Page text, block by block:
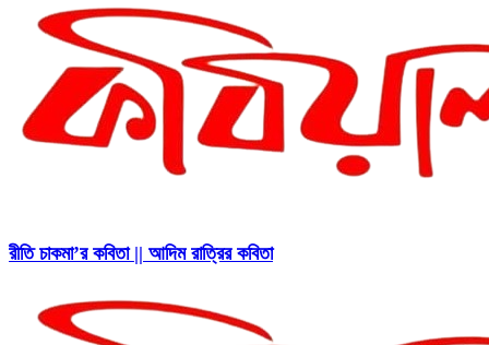
রীতি চাকমা’র কবিতা || আদিম রাত্রির কবিতা